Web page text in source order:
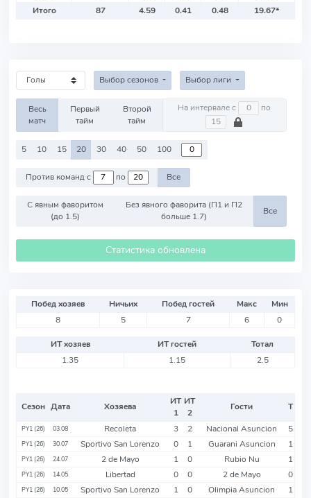
Итого
87 4.59 0.41 0.48 19.67*
Выбор сезонов Выбор лиги
Весь
матч
Первый
тайм
Второй
тайм
На интервале с по
5 10 15 20 30 40 50 100
Против команд с по Все
С явным фаворитом
(до 1.5)
Без явного фаворита (П1 и П2
больше 1.7)
Все
Статистика обновлена
Побед хозяев Ничьих Побед гостей Макс
Мин
8
5 7 6 0
ИТ хозяев ИТ гостей
Тотал
1.35
1.15 2.5
Сезон Дата Хозяева
ИТ
1
ИТ
2
Гости Т
PY1 (26) 03.08 Recoleta 3 2 Nacional Asuncion 5
PY1 (26) 30.07 Sportivo San Lorenzo 0 1 Guarani Asuncion 1
PY1 (26) 24.07 2 de Mayo 1 0 Rubio Nu 1
PY1 (26) 14.05 Libertad 0 0 2 de Mayo 0
PY1 (26) 10.05 Sportivo San Lorenzo 1 0 Olimpia Asuncion 1